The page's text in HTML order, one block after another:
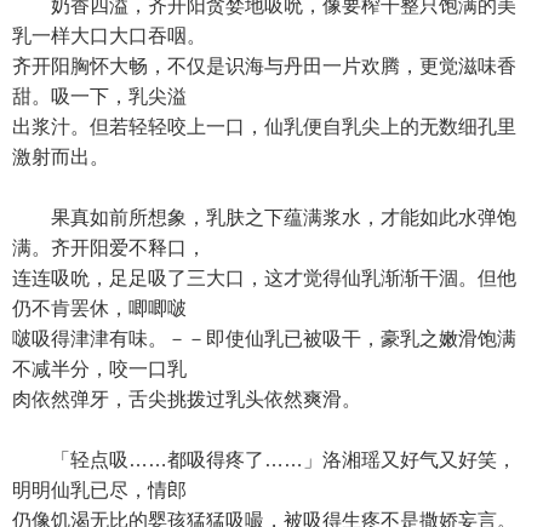
奶香四溢，齐开阳贪婪地吸吮，像要榨干整只饱满的美
乳一样大口大口吞咽。
齐开阳胸怀大畅，不仅是识海与丹田一片欢腾，更觉滋味香
甜。吸一下，乳尖溢
出浆汁。但若轻轻咬上一口，仙乳便自乳尖上的无数细孔里
激射而出。
果真如前所想象，乳肤之下蕴满浆水，才能如此水弹饱
满。齐开阳爱不释口，
连连吸吮，足足吸了三大口，这才觉得仙乳渐渐干涸。但他
仍不肯罢休，唧唧啵
啵吸得津津有味。－－即使仙乳已被吸干，豪乳之嫩滑饱满
不减半分，咬一口乳
肉依然弹牙，舌尖挑拨过乳头依然爽滑。
「轻点吸……都吸得疼了……」洛湘瑶又好气又好笑，
明明仙乳已尽，情郎
仍像饥渴无比的婴孩猛猛吸嘬，被吸得生疼不是撒娇妄言。